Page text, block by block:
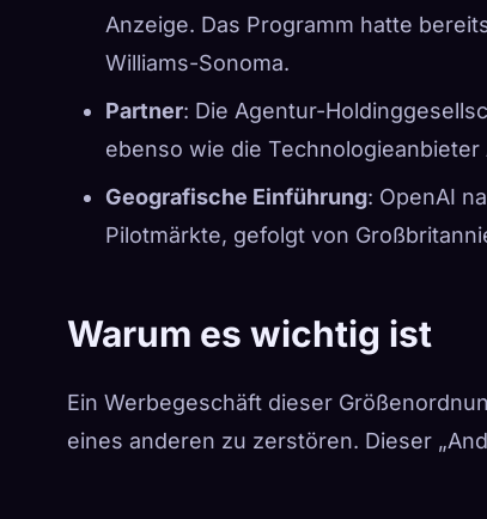
Anzeige. Das Programm hatte
Williams-Sonoma.
Partner: Die Agentur-
ebenso wie die
Geografische Einführung: OpenAI
Pilotmärkte, gefolgt von
Warum es wichtig ist
Ein Werbegeschäft dieser
eines anderen zu zerstören. Dieser